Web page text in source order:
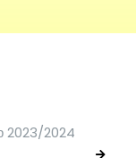
2023/2024